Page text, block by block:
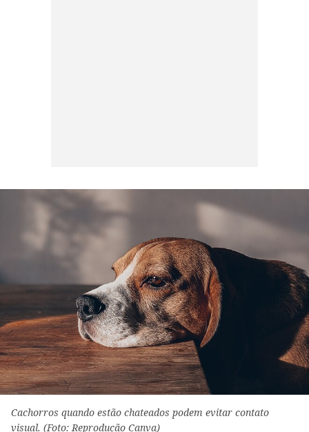
Cachorros quando estão chateados podem evitar contato
visual. (Foto: Reprodução Canva)